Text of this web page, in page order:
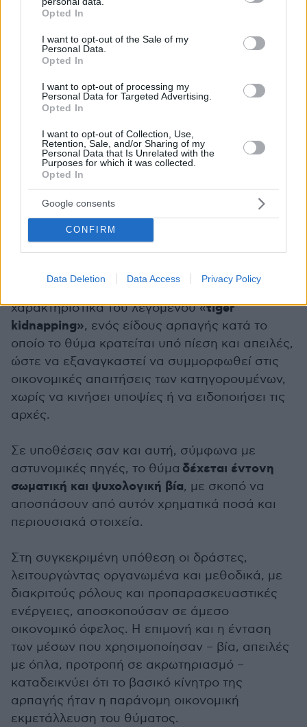
grant or deny consent to Google and its third-party tags to
use your data for below specified purposes in below Google
consent section.
Opted In
I want to opt-out of the Sale of my
Personal Data.
Opted In
I want to opt-out of processing my
Personal Data for Targeted Advertising.
Opted In
I want to opt-out of Collection, Use,
Retention, Sale, and/or Sharing of my
Personal Data that Is Unrelated with the
Purposes for which it was collected.
Opted In
Google consents
CONFIRM
Data Deletion Data Access Privacy Policy
και απειλή ενώ ο 23χρονος για βία κατά
υπαλλήλων, υπεξαίρεση, ληστεία και
απόδραση.
Η μέθοδος του «tiger kidnapping»
Σημαντικό στοιχείο της υπό εξέταση δράσης
της εγκληματικής οργάνωσης είναι η χρήση
βίας ή απειλής χρήσης αυτής, με τρόπο που
υποδηλώνει πρόθεση τιμωρίας ή
«συμμόρφωσης» των θυμάτων. Ενδεικτικό είναι
το γεγονός ότι τα μέλη προέβησαν σε πράξεις
με έντονο στοιχείοαντεκδίκησης,
επιβεβαιώνοντας τη συστηματικότητα και τον
οργανωμένο χαρακτήρα της δράσης.
χαρακτηριστικά του λεγόμενου «tiger
kidnapping», ενός είδους αρπαγής κατά το
οποίο το θύμα κρατείται υπό πίεση και απειλές,
ώστε να εξαναγκαστεί να συμμορφωθεί στις
οικονομικές απαιτήσεις των κατηγορουμένων,
χωρίς να κινήσει υποψίες ή να ειδοποιήσει τις
αρχές.
Σε υποθέσεις σαν και αυτή, σύμφωνα με
αστυνομικές πηγές, το θύμα δέχεται έντονη
σωματική και ψυχολογική βία, με σκοπό να
αποσπάσουν από αυτόν χρηματικά ποσά και
περιουσιακά στοιχεία.
Στη συγκεκριμένη υπόθεση οι δράστες,
λειτουργώντας οργανωμένα και μεθοδικά, με
διακριτούς ρόλους και προπαρασκευαστικές
ενέργειες, αποσκοπούσαν σε άμεσο
οικονομικό όφελος. Η επιμονή και η ένταση
των μέσων που χρησιμοποίησαν – βία, απειλές
με όπλα, προτροπή σε ακρωτηριασμό –
καταδεικνύει ότι το βασικό κίνητρο της
αρπαγής ήταν η παράνομη οικονομική
εκμετάλλευση του θύματος.